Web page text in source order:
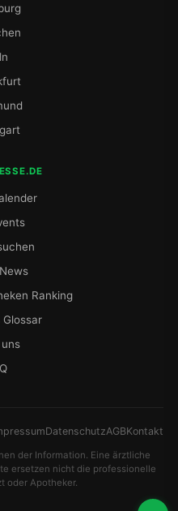
Ranking
Glossar
DatenschutzAGBKontakt
der Information. Eine ärztliche
ersetzen nicht die professionelle
oder Apotheker.